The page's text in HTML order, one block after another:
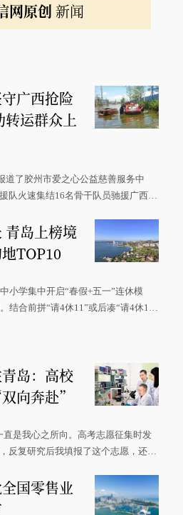
网原创 新闻
广西抢险
转运群众上
道了胶州市爱之心公益慈善服务中
队火速集结16名骨干队员驰援广西灾
青岛上榜境
TOP10
小学集中开启“春假+五一”连休模
结合前拼“请4休11”或后凑“请4休1
岛：高校
向奔赴”
是我心之所向。高考志愿征集时发
反复研究后我填报了这个志愿，还真
类专业的录取通知书。
国零售业